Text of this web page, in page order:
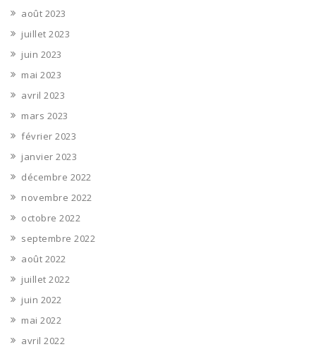
août 2023
juillet 2023
juin 2023
mai 2023
avril 2023
mars 2023
février 2023
janvier 2023
décembre 2022
novembre 2022
octobre 2022
septembre 2022
août 2022
juillet 2022
juin 2022
mai 2022
avril 2022